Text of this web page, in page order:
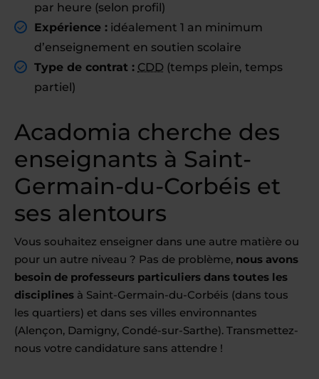
par heure (selon profil)
Expérience : idéalement 1 an minimum
d’enseignement en soutien scolaire
Type de contrat : CDD (temps plein, temps
partiel)
Acadomia cherche des
enseignants à Saint-
Germain-du-Corbéis et
ses alentours
Vous souhaitez enseigner dans une autre matière ou
pour un autre niveau ? Pas de problème, nous avons
besoin de professeurs particuliers dans toutes les
disciplines à Saint-Germain-du-Corbéis (dans tous
les quartiers) et dans ses villes environnantes
(Alençon, Damigny, Condé-sur-Sarthe). Transmettez-
nous votre candidature sans attendre !